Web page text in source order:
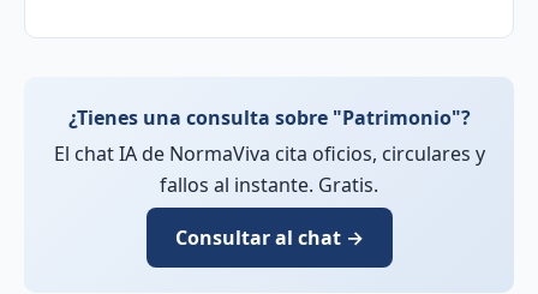
¿Tienes una consulta sobre "Patrimonio"?
El chat IA de NormaViva cita oficios, circulares y
fallos al instante. Gratis.
Consultar al chat →